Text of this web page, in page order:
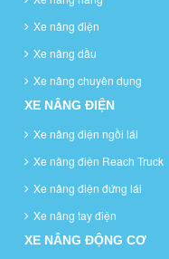
Xe nâng điện
Xe nâng dầu
Xe nâng chuyên dụng
XE NÂNG ĐIỆN
Xe nâng điện ngồi lái
Xe nâng điện Reach Truck
Xe nâng điện đứng lái
Xe nâng tay điện
XE NÂNG ĐỘNG CƠ